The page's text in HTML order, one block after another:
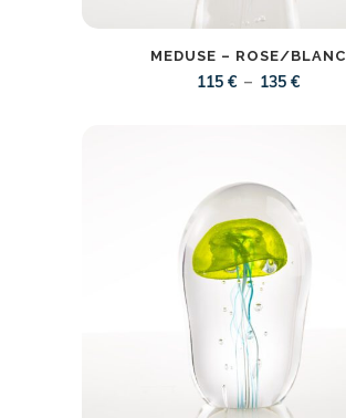
MEDUSE – ROSE/BLANC
115 € – 135 €Plage